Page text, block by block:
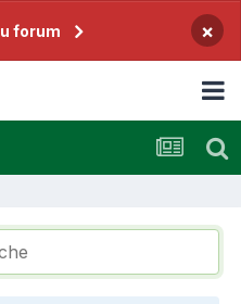
forum ×